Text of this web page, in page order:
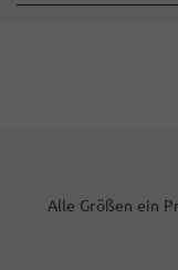
Alle Größen ein